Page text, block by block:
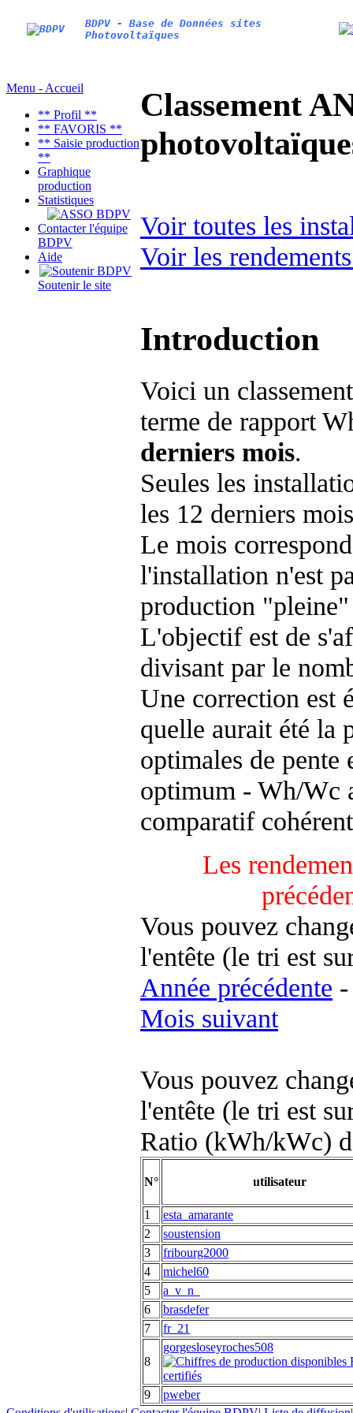
BDPV - Base de Données sites
Photovoltaïques
Menu - Accueil
** Profil **
** FAVORIS **
** Saisie production
**
Graphique
production
Statistiques
Contacter l'équipe
BDPV
Aide
Soutenir le site
Classement
Voir toutes les
Voir les
Introduction
Voici un
terme de rapport
derniers mois.
Seules les
les 12 derniers
Le mois
l'installation n'est
production "pleine"
L'objectif est de
divisant par le
Une correction est
quelle aurait été la
optimales de
optimum - Wh/Wc
comparatif
Les
Vous pouvez
l'entête (le tri est
Année précédente -
Mois suivant
Vous pouvez
l'entête (le tri est
Ratio (kWh/kWc)
N° utilisateur
1
esta_amarante
2
soustension
3
fribourg2000
4
michel60
5
a_v_n_
6
brasdefer
7
fr_21
8
gorgesloseyroches508
9
pweber